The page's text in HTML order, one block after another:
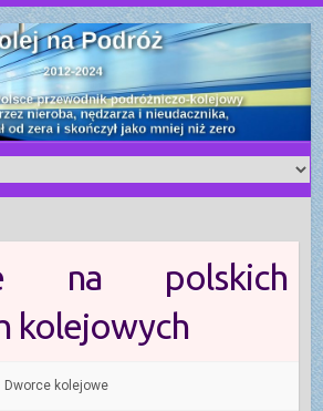
na polskich
kolejowych
Dworce kolejowe